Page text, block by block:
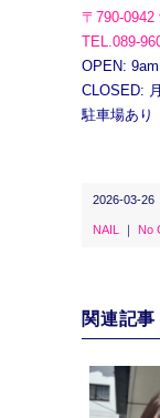
〒790-0942
TEL.089-
OPEN:
CLOSED:
駐車場あり
2026-03-26
NAIL ｜ No
関連記事